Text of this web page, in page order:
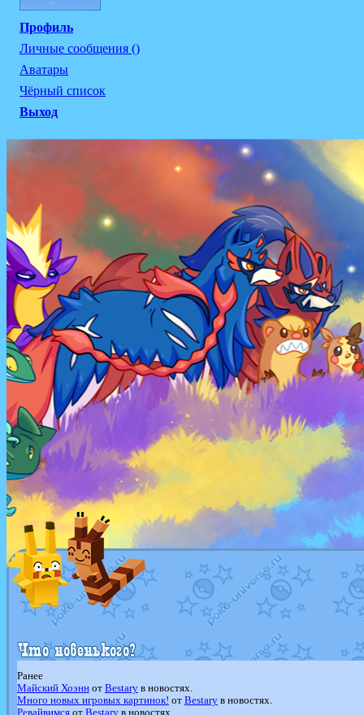
Профиль
Личные сообщения ()
Аватары
Чёрный список
Выход
Ранее
Майский Хоэннот Bestaryв новостях.
Много новых игровых картинок! от Bestaryв новостях.
Ревайвимсяот Bestaryв новостях.